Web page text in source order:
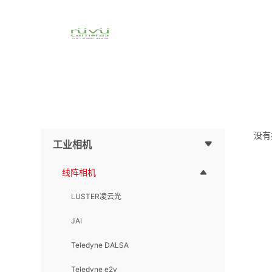
工业相机
线阵相机
LUSTER凌云光
JAI
Teledyne DALSA
Teledyne e2v
没